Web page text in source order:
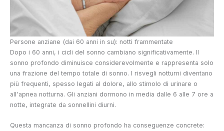
Persone anziane (dai 60 anni in su): notti frammentate
Dopo i 60 anni, i cicli del sonno cambiano significativamente. Il
sonno profondo diminuisce considerevolmente e rappresenta solo
una frazione del tempo totale di sonno. I risvegli notturni diventano
più frequenti, spesso legati al dolore, allo stimolo di urinare o
all'apnea notturna. Gli anziani dormono in media dalle 6 alle 7 ore a
notte, integrate da sonnellini diurni.
Questa mancanza di sonno profondo ha conseguenze concrete: